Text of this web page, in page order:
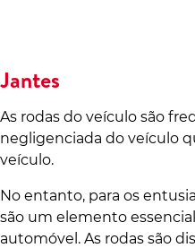
Jantes
As rodas do veículo são
negligenciada do veículo
veículo.
No entanto, para os
são um elemento
automóvel. As rodas são